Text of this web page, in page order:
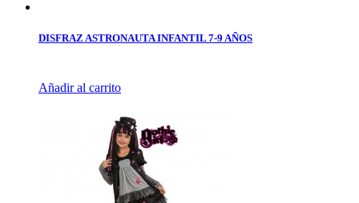
DISFRAZ ASTRONAUTA INFANTIL 7-9 AÑOS
Añadir al carrito